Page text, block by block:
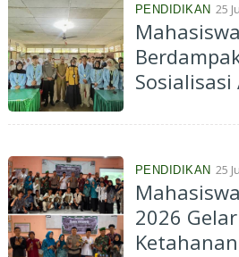
PENDIDIKAN 25
2
PENDIDIKAN 25
2026